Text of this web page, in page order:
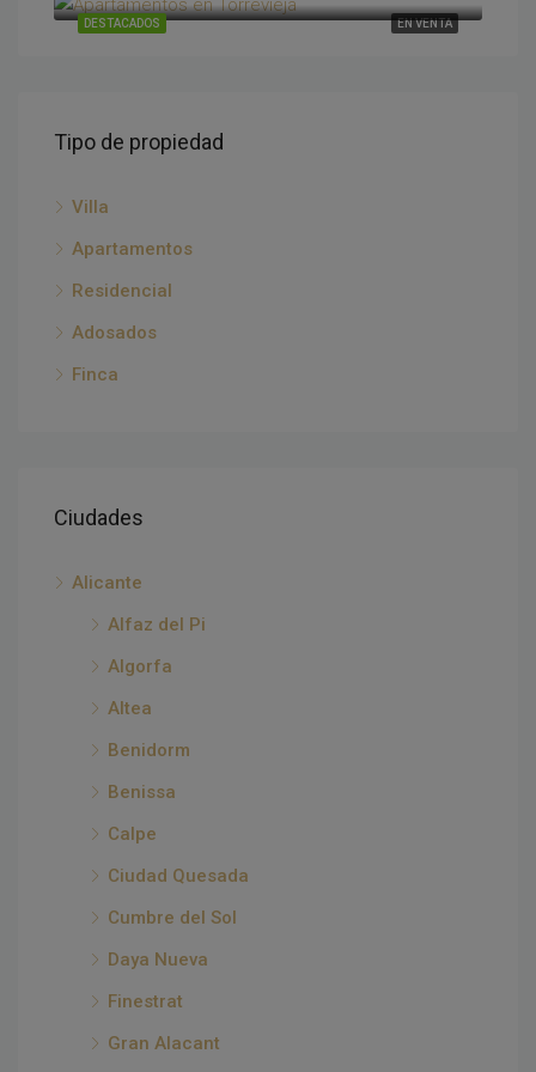
EN VENTA
DESTACADOS
Tipo de propiedad
Villa
Apartamentos
Residencial
Adosados
Finca
Ciudades
Alicante
Alfaz del Pi
Algorfa
Altea
Benidorm
Benissa
Calpe
Ciudad Quesada
Cumbre del Sol
Daya Nueva
Finestrat
Gran Alacant